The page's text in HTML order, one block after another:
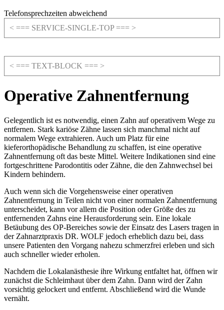
Telefonsprechzeiten abweichend
< === SERVICE-SINGLE-TOP === >
< === TEXT-BLOCK === >
Operative Zahn­entfernung
Gelegentlich ist es notwendig, einen Zahn auf operativem Wege zu
entfernen. Stark kariöse Zähne lassen sich manchmal nicht auf
normalem Wege extrahieren. Auch um Platz für eine
kieferorthopädische Behandlung zu schaffen, ist eine operative
Zahnentfernung oft das beste Mittel. Weitere Indikationen sind eine
fortgeschrittene Parodontitis oder Zähne, die den Zahnwechsel bei
Kindern behindern.
Auch wenn sich die Vorgehensweise einer operativen
Zahnentfernung in Teilen nicht von einer normalen Zahnentfernung
unterscheidet, kann vor allem die Position oder Größe des zu
entfernenden Zahns eine Herausforderung sein. Eine lokale
Betäubung des OP-Bereiches sowie der Einsatz des Lasers tragen in
der Zahnarztpraxis DR. WOLF jedoch erheblich dazu bei, dass
unsere Patienten den Vorgang nahezu schmerzfrei erleben und sich
auch schneller wieder erholen.
Nachdem die Lokalanästhesie ihre Wirkung entfaltet hat, öffnen wir
zunächst die Schleimhaut über dem Zahn. Dann wird der Zahn
vorsichtig gelockert und entfernt. Abschließend wird die Wunde
vernäht.